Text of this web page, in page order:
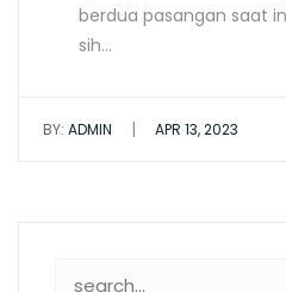
berdua pasangan saat
sih…
BY: ADMIN | APR 13, 2023